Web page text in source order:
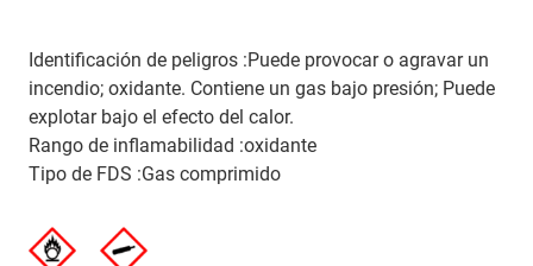
Identificación de peligros :Puede provocar o agravar un
incendio; oxidante. Contiene un gas bajo presión; Puede
explotar bajo el efecto del calor.
Rango de inflamabilidad :oxidante
Tipo de FDS :Gas comprimido